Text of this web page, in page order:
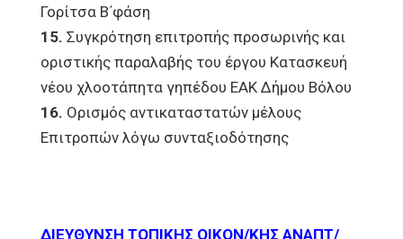
Γορίτσα Β΄φάση
15. Συγκρότηση επιτροπής προσωρινής και
οριστικής παραλαβής του έργου Κατασκευή
νέου χλοοτάπητα γηπέδου ΕΑΚ Δήμου Βόλου
16. Ορισμός αντικαταστατών μέλους
Επιτροπών λόγω συνταξιοδότησης
ΔΙΕΥΘΥΝΣΗ ΤΟΠΙΚΗΣ ΟΙΚΟΝ/ΚΗΣ ΑΝΑΠΤ/